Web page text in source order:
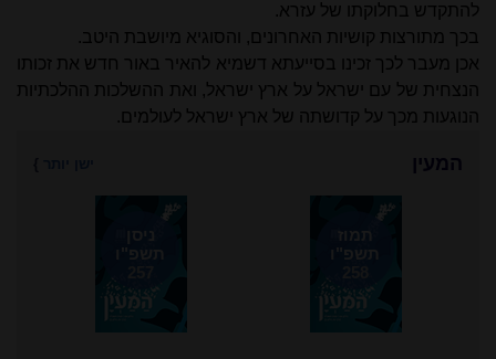
להתקדש בחלוקתו של עזרא.
בכך מתורצות קושיות האחרונים, והסוגיא מיושבת היטב.
אכן מעבר לכך זכינו בסייעתא דשמיא להאיר באור חדש את זכותו
הנצחית של עם ישראל על ארץ ישראל, ואת ההשלכות ההלכתיות
הנוגעות מכך על קדושתה של ארץ ישראל לעולמים.
המעין